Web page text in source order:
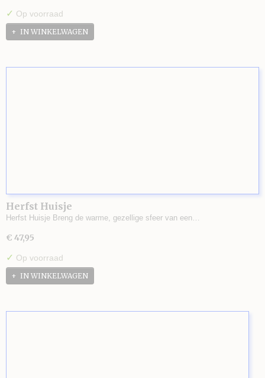
✓ Op voorraad
IN WINKELWAGEN
Herfst Huisje
Herfst Huisje Breng de warme, gezellige sfeer van een…
€ 47,95
✓ Op voorraad
IN WINKELWAGEN